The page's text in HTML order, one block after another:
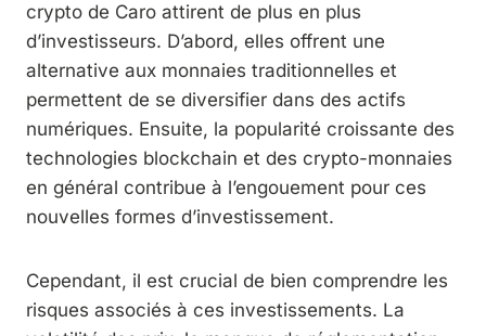
crypto de Caro attirent de plus en plus
d’investisseurs. D’abord, elles offrent une
alternative aux monnaies traditionnelles et
permettent de se diversifier dans des actifs
numériques. Ensuite, la popularité croissante des
technologies blockchain et des crypto-monnaies
en général contribue à l’engouement pour ces
nouvelles formes d’investissement.
Cependant, il est crucial de bien comprendre les
risques associés à ces investissements. La